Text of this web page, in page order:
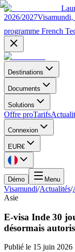
2026/2027Visamundi,
programme French
Destinations
Documents
Solutions
Offre proTarifs
Connexion
EUR€
Démo Menu
Visamundi/Actualités/
Asie
E-visa Inde 30
désormais
Publié le 15 juin 2026